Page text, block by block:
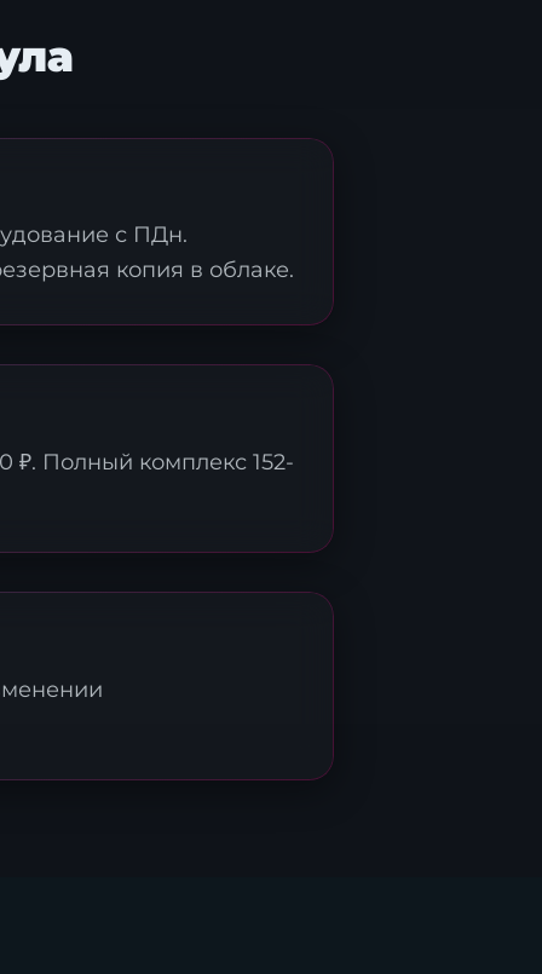
с ПДн.
копия в облаке.
₽. Полный комплекс 152-